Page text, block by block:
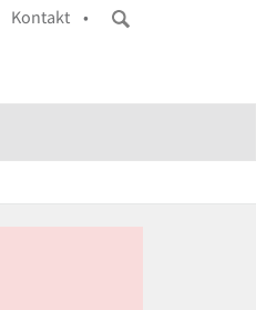
Kontakt •